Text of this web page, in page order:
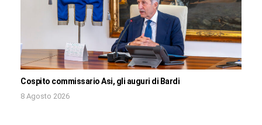
Cospito commissario Asi, gli auguri di Bardi
8 Agosto 2026